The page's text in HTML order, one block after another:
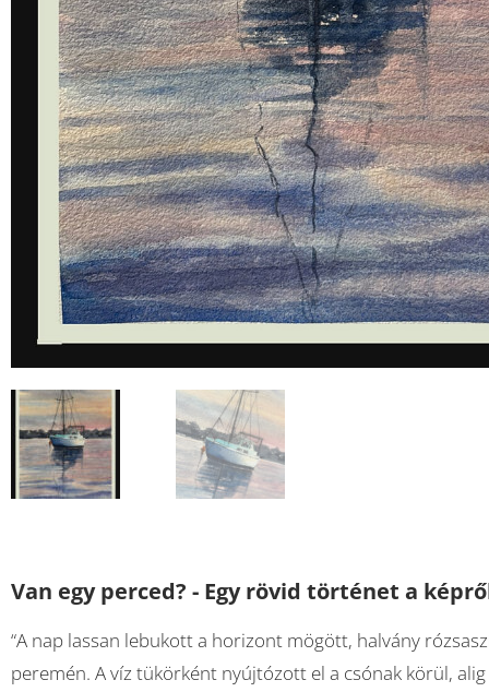
Van egy perced? - Egy rövid történet a
“A nap lassan lebukott a horizont mögött, halvány
peremén. A víz tükörként nyújtózott el a csónak körül,